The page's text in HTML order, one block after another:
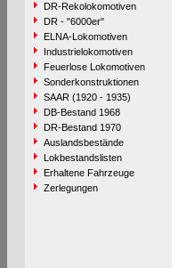
DR-Rekolokomotiven
DR - "6000er"
ELNA-Lokomotiven
Industrielokomotiven
Feuerlose Lokomotiven
Sonderkonstruktionen
SAAR (1920 - 1935)
DB-Bestand 1968
DR-Bestand 1970
Auslandsbestände
Lokbestandslisten
Erhaltene Fahrzeuge
Zerlegungen